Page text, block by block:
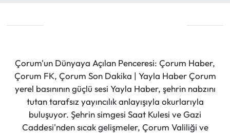
Çorum'un Dünyaya Açılan Penceresi: Çorum Haber,
Çorum FK, Çorum Son Dakika | Yayla Haber Çorum
yerel basınının güçlü sesi Yayla Haber, şehrin nabzını
tutan tarafsız yayıncılık anlayışıyla okurlarıyla
buluşuyor. Şehrin simgesi Saat Kulesi ve Gazi
Caddesi'nden sıcak gelişmeler, Çorum Valiliği ve